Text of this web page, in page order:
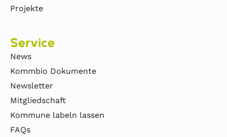
Projekte
Service
News
Kommbio Dokumente
Newsletter
Mitgliedschaft
Kommune labeln lassen
FAQs